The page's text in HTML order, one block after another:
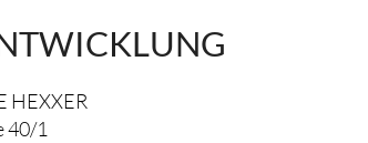
HEXXER
40/1